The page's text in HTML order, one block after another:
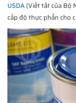
USDA(Viết tắt của Bộ
cấp độ thực phẩn cho